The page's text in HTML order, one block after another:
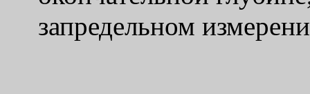
запредельном